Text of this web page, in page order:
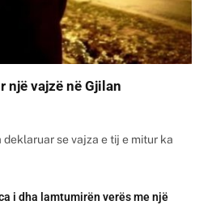
një vajzë në Gjilan
deklaruar se vajza e tij e mitur ka
i dha lamtumirën verës me një